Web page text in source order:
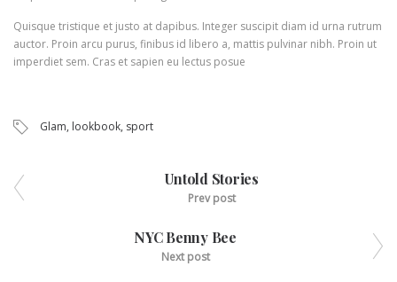
Quisque tristique et justo at dapibus. Integer suscipit diam id urna rutrum
auctor. Proin arcu purus, finibus id libero a, mattis pulvinar nibh. Proin ut
imperdiet sem. Cras et sapien eu lectus posue
Glam, lookbook, sport
Untold Stories
Prev post
NYC Benny Bee
Next post